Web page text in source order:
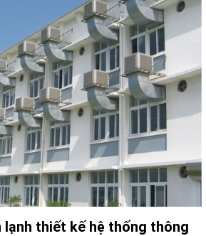
lạnh thiết kế hệ thống thông